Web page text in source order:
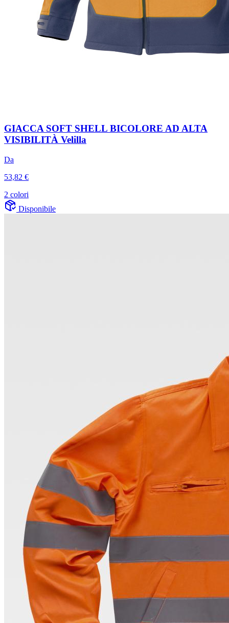
GIACCA SOFT SHELL BICOLORE AD ALTA
VISIBILITÀ Velilla
Da
53,82 €
2 colori
Disponibile